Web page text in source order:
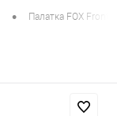
• Палатка FOX